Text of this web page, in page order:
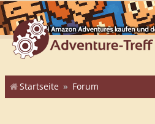
Startseite Forum